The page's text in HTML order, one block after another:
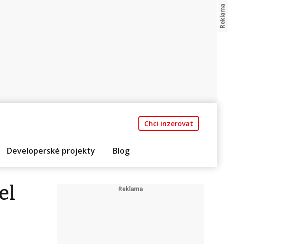
Chci inzerovat
Developerské projekty Blog